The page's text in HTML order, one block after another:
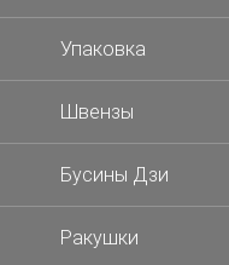
Упаковка
Швензы
Бусины Дзи
Ракушки